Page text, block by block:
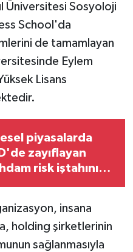
Üniversitesi Sosyoloji
School'da
de tamamlayan
Eylem
Lisans
piyasalarda
zayıflayan
risk iştahını
insana
holding şirketlerinin
sağlanmasıyla